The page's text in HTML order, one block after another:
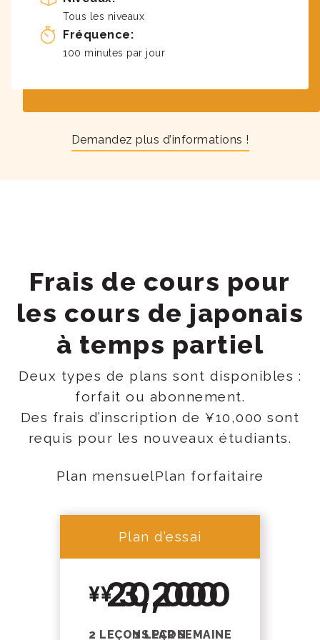
Tous les niveaux
Fréquence:
100 minutes par jour
Demandez plus d’informations !
Frais de cours pour
les cours de japonais
à temps partiel
Deux types de plans sont disponibles :
forfait ou abonnement.
Des frais d’inscription de ¥10,000 sont
requis pour les nouveaux étudiants.
Plan mensuelPlan forfaitaire
Plan de départ
20,000
2 LEÇONS PAR SEMAINE
Plan d’essai
3,200
1 LEÇON